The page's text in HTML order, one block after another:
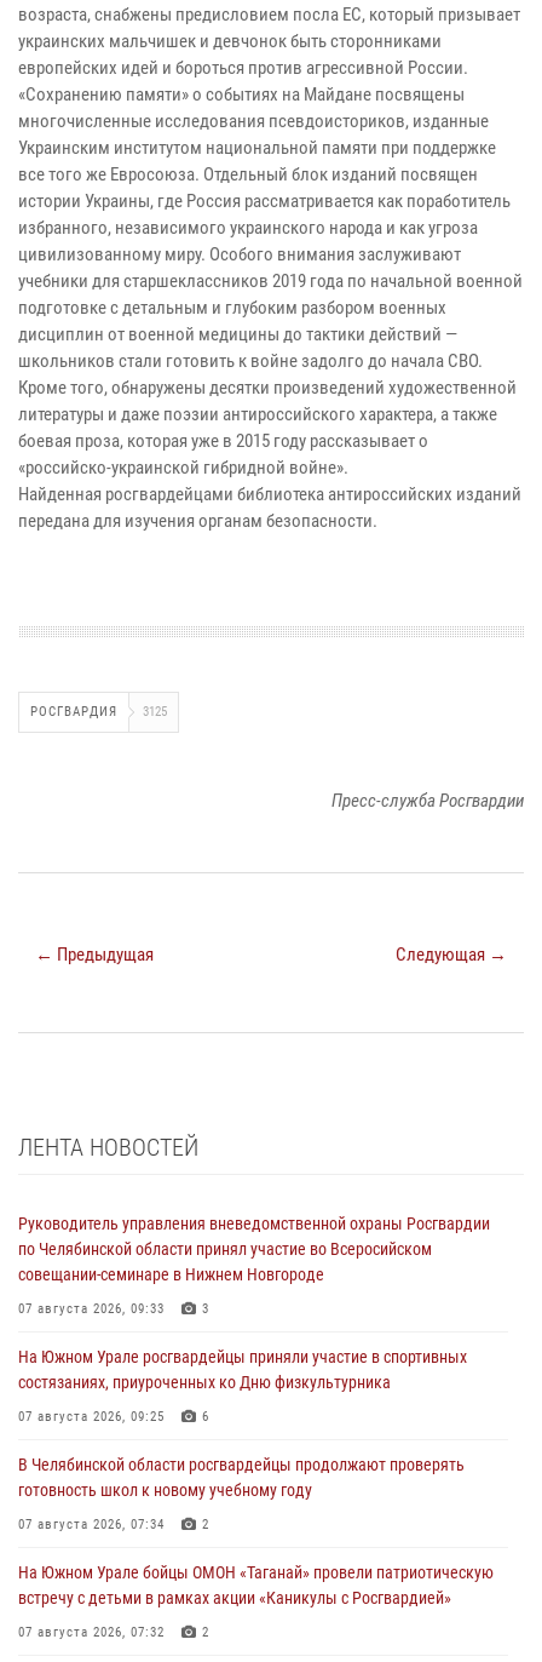
возраста, снабжены предисловием посла ЕС, который призывает
украинских мальчишек и девчонок быть сторонниками
европейских идей и бороться против агрессивной России.
«Сохранению памяти» о событиях на Майдане посвящены
многочисленные исследования псевдоисториков, изданные
Украинским институтом национальной памяти при поддержке
все того же Евросоюза. Отдельный блок изданий посвящен
истории Украины, где Россия рассматривается как поработитель
избранного, независимого украинского народа и как угроза
цивилизованному миру. Особого внимания заслуживают
учебники для старшеклассников 2019 года по начальной военной
подготовке с детальным и глубоким разбором военных
дисциплин от военной медицины до тактики действий —
школьников стали готовить к войне задолго до начала СВО.
Кроме того, обнаружены десятки произведений художественной
литературы и даже поэзии антироссийского характера, а также
боевая проза, которая уже в 2015 году рассказывает о
«российско-украинской гибридной войне».
Найденная росгвардейцами библиотека антироссийских изданий
передана для изучения органам безопасности.
РОСГВАРДИЯ 3125
Пресс-служба Росгвардии
← Предыдущая Следующая →
ЛЕНТА НОВОСТЕЙ
Руководитель управления вневедомственной охраны Росгвардии
по Челябинской области принял участие во Всеросийском
совещании-семинаре в Нижнем Новгороде
07 августа 2026, 09:33 3
На Южном Урале росгвардейцы приняли участие в спортивных
состязаниях, приуроченных ко Дню физкультурника
07 августа 2026, 09:25 6
В Челябинской области росгвардейцы продолжают проверять
готовность школ к новому учебному году
07 августа 2026, 07:34 2
На Южном Урале бойцы ОМОН «Таганай» провели патриотическую
встречу с детьми в рамках акции «Каникулы с Росгвардией»
07 августа 2026, 07:32 2